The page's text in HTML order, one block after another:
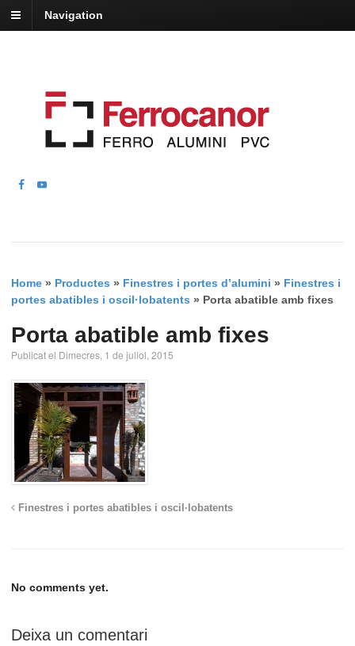
Navigation
Home » Productes » Finestres i portes d’alumini » Finestres i
portes abatibles i oscil·lobatents » Porta abatible amb fixes
Porta abatible amb fixes
Publicat el Dimecres, 1 de juliol, 2015
Finestres i portes abatibles i oscil·lobatents
No comments yet.
Deixa un comentari